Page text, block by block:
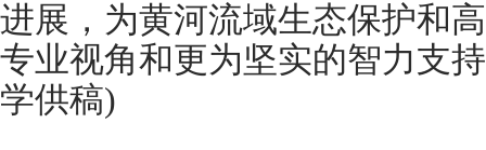
进展，为黄河流域生态保护和
专业视角和更为坚实的智力支
学供稿)